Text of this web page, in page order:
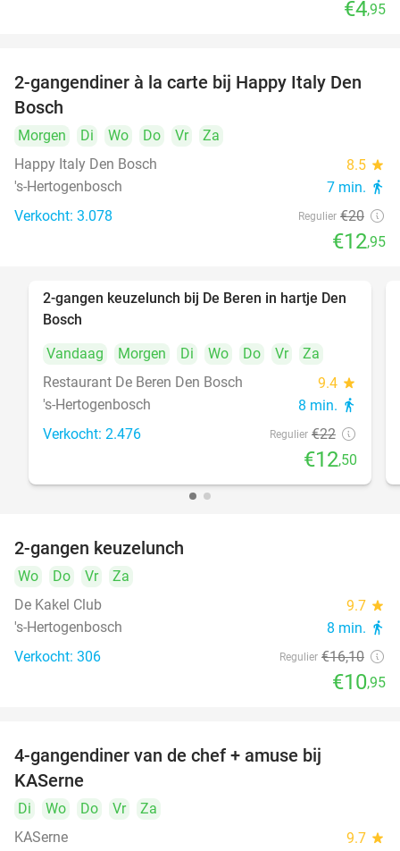
€4,95
35%
2-gangendiner à la carte bij Happy Italy Den
Bosch
Morgen Di Wo Do Vr
Za
Happy Italy Den Bosch
8.5 star
's-Hertogenbosch 7 min. directions_walk
Verkocht: 3.078 Regulier €20
€12,95
43%
2-gangen keuzelunch bij De Beren in hartje Den
Bosch
Vandaag
Morgen Di Wo Do Vr
Za
Restaurant De Beren Den Bosch
9.4 star
's-Hertogenbosch 8 min. directions_walk
Verkocht: 2.476 Regulier €22
€12,50
2-gangen keuzelunch
Wo Do Vr
Za
De Kakel Club
9.7 star
's-Hertogenbosch 8 min. directions_walk
Verkocht: 306 Regulier €16,10
€10,95
4-gangendiner van de chef + amuse bij
KASerne
Di Wo Do Vr
Za
KASerne
9.7 star